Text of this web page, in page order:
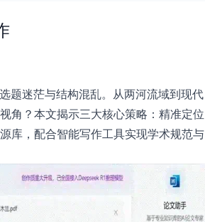
题迷茫与结构混乱。从两河流域到现代
角？本文揭示三大核心策略：精准定位
库，配合智能写作工具实现学术规范与